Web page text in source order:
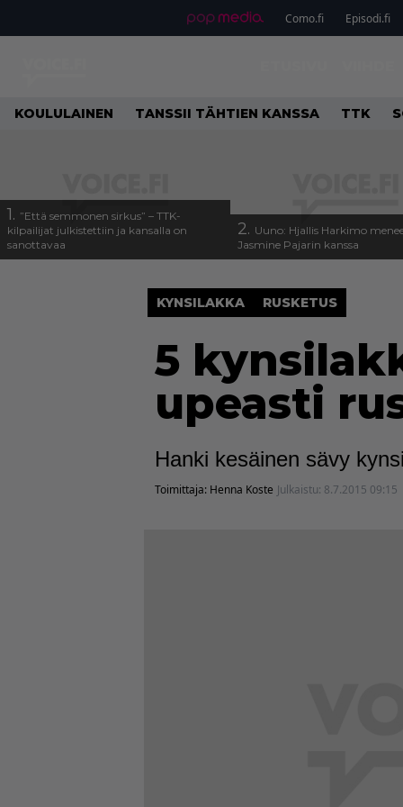
Como.fi Episodi.fi
KOULULAINEN TANSSII TÄHTIEN KANSSA TTK
1. ”Että semmonen sirkus” – TTK-
kilpailijat julkistettiin ja kansalla on
sanottavaa
2. Uuno: Hjallis Harkimo
Jasmine Pajarin kanssa
KYNSILAKKA RUSKETUS
5
upeasti
Hanki kesäinen sävy
Toimittaja: Henna Koste Julkaistu: 8.7.2015 09:15